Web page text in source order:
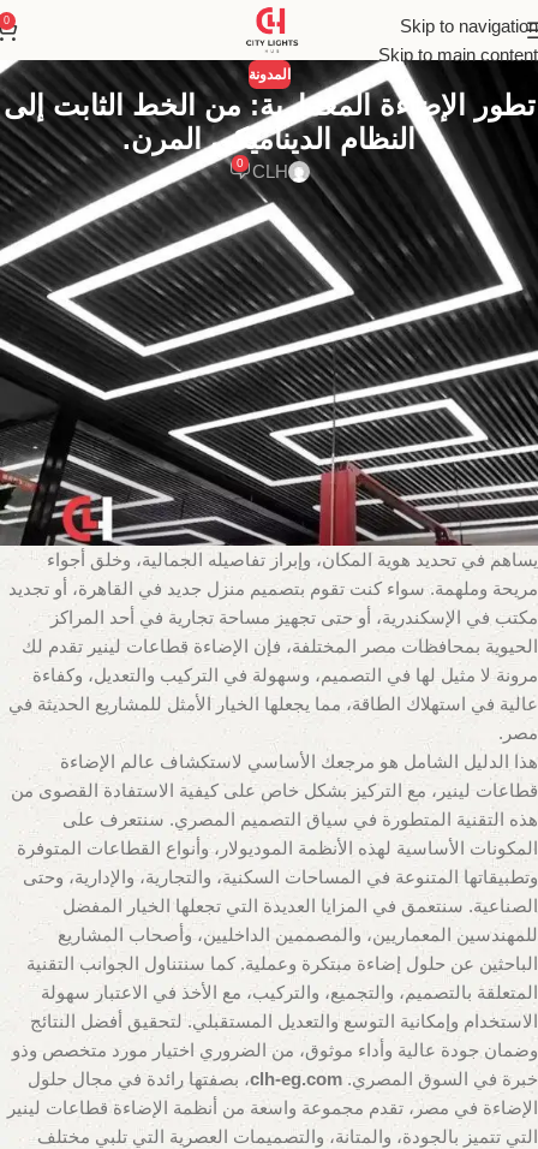
Skip to navigation
Skip to main content
0
المدونة
تطور الإضاءة المعمارية: من الخط الثابت إلى
النظام الديناميكي المرن.
CLH
0
اكتشف مرونة الإضاءة قطاعات لينير في مصر: حلول إضاءة خطية قابلة
للتخصيص لتصميمات داخلية عصرية ومبتكرة. دليلك الشامل لفهم وتطبيق
الإضاءة الموديولار.
الإضاءة قطاعات لينير: ثورة في تصميم
الإضاءة الداخلية والخارجية في مصر
في قلب المشهد المعماري والتصميمي النابض بالحياة في مصر، حيث
تتلاقى الأصالة مع الحداثة في مزيج فريد، تبرزالإضاءة قطاعات لينير
(Modular Linear Lighting)
كحل إضاءة مبتكر يواكب التطلعات
المتزايدة نحو تصميمات داخلية وخارجية عصرية وعملية. لم تعد الإضاءة
مجرد وظيفة أساسية لتوفير الرؤية؛ بل أصبحت عنصرًا تصميميًا حيويًا
يساهم في تحديد هوية المكان، وإبراز تفاصيله الجمالية، وخلق أجواء
مريحة وملهمة. سواء كنت تقوم بتصميم منزل جديد في القاهرة، أو تجديد
مكتب في الإسكندرية، أو حتى تجهيز مساحة تجارية في أحد المراكز
الحيوية بمحافظات مصر المختلفة، فإن الإضاءة قطاعات لينير تقدم لك
مرونة لا مثيل لها في التصميم، وسهولة في التركيب والتعديل، وكفاءة
عالية في استهلاك الطاقة، مما يجعلها الخيار الأمثل للمشاريع الحديثة في
مصر.
هذا الدليل الشامل هو مرجعك الأساسي لاستكشاف عالم الإضاءة
قطاعات لينير، مع التركيز بشكل خاص على كيفية الاستفادة القصوى من
هذه التقنية المتطورة في سياق التصميم المصري. سنتعرف على
المكونات الأساسية لهذه الأنظمة الموديولار، وأنواع القطاعات المتوفرة
وتطبيقاتها المتنوعة في المساحات السكنية، والتجارية، والإدارية، وحتى
الصناعية. سنتعمق في المزايا العديدة التي تجعلها الخيار المفضل
للمهندسين المعماريين، والمصممين الداخليين، وأصحاب المشاريع
الباحثين عن حلول إضاءة مبتكرة وعملية. كما سنتناول الجوانب التقنية
المتعلقة بالتصميم، والتجميع، والتركيب، مع الأخذ في الاعتبار سهولة
الاستخدام وإمكانية التوسع والتعديل المستقبلي. لتحقيق أفضل النتائج
وضمان جودة عالية وأداء موثوق، من الضروري اختيار مورد متخصص وذو
خبرة في السوق المصري. clh-eg.com، بصفتها رائدة في مجال حلول
الإضاءة في مصر، تقدم مجموعة واسعة من أنظمة الإضاءة قطاعات لينير
التي تتميز بالجودة، والمتانة، والتصميمات العصرية التي تلبي مختلف